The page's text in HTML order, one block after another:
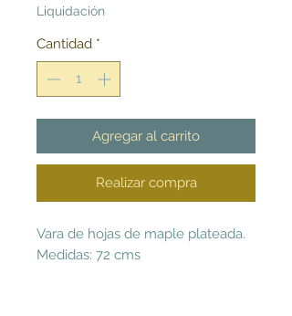
Liquidación
Cantidad *
Agregar al carrito
Realizar compra
Vara de hojas de maple plateada.
Medidas: 72 cms